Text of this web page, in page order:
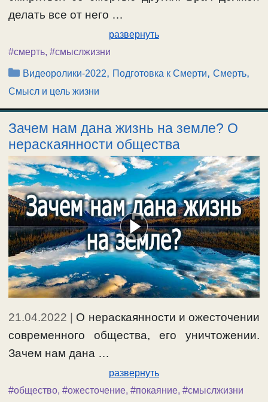
делать все от него …
развернуть
#смерть, #смыслжизни
Рубрики
Видеоролики-2022, Подготовка к Смерти,Смерть,
Смысл и цель жизни
Зачем нам дана жизнь на земле? О
нераскаянности общества
21.04.2022
О нераскаянности и ожесточении
современного общества, его уничтожении.
Зачем нам дана …
развернуть
#общество, #ожесточение, #покаяние, #смыслжизни